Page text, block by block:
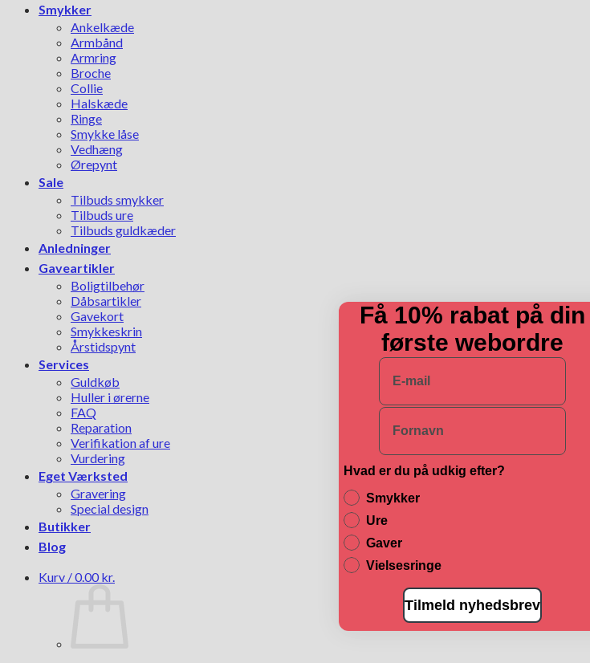
Smykker
Ankelkæde
Armbånd
Armring
Broche
Collie
Halskæde
Ringe
Smykke låse
Vedhæng
Ørepynt
Sale
Tilbuds smykker
Tilbuds ure
Tilbuds guldkæder
Anledninger
Gaveartikler
Boligtilbehør
Dåbsartikler
Gavekort
Smykkeskrin
Årstidspynt
Services
Guldkøb
Huller i ørerne
FAQ
Reparation
Verifikation af ure
Vurdering
Eget Værksted
Gravering
Special design
Butikker
Blog
Kurv /0.00 kr.
Få 10% rabat på din
første webordre
E-mail
Navn
Hvad er du på udkig efter?
Smykker
Ure
Gaver
Vielsesringe
Tilmeld nyhedsbrev